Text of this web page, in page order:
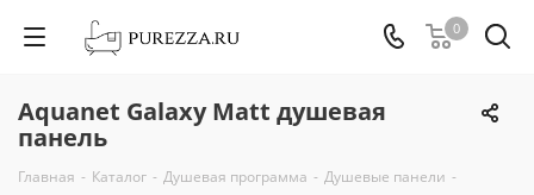
0
Aquanet Galaxy Matt душевая
панель
Главная - Каталог - Душевая программа - Душевые панели -